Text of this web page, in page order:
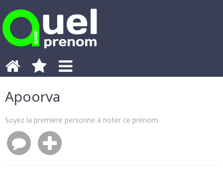
Apoorva
Soyez la première personne à noter ce prénom